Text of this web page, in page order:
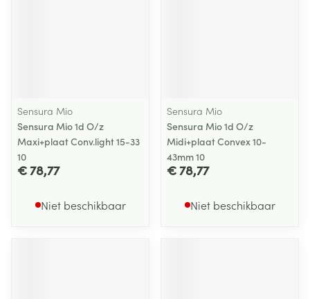
Sensura Mio
Sensura Mio 1d O/z
Maxi+plaat Conv.light 15-33
10
€ 78,77
Niet beschikbaar
Sensura Mio
Sensura Mio 1d O/z
Midi+plaat Convex 10-
43mm 10
€ 78,77
Niet beschikbaar